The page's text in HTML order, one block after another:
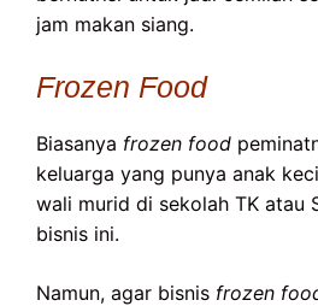
jam makan siang.
Frozen Food
Biasanya frozen food
keluarga yang punya anak
wali murid di sekolah TK atau
bisnis ini.
Namun, agar bisnis frozen